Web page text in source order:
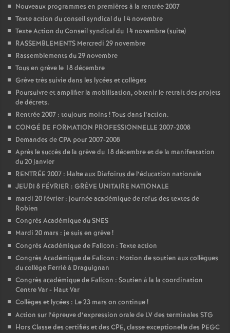
Nouveaux programmes en premières à la rentrée 2007
Texte action du conseil syndical du 14 novembre
Texte Action du Conseil syndical du 14 novembre (suite)
RASSEMBLEMENTS Mercredi 29 novembre
Rassemblements du 29 novembre
Tous en grève le 18 décembre
Grève très suivie dans les lycées et collèges
Poursuivre et amplifier la mobilisation, obtenir le retrait des projets
de décrets.
Rentrée 2007 : toujours moins ! Tous dans l’action.
CONGÉ DE FORMATION PROFESSIONNELLE 2007-2008
Demandes de CPA pour 2007-2008
Après le succès de la grève du 18 décembre et de la manifestation
du 20 janvier
RENTRÉE 2007 : Halte aux Diafoirus de l’éducation nationale
JEUDI 8 FÉVRIER : GRÈVE UNITAIRE NATIONALE
mardi 20 février : journée académique de refus des textes de
Robien
Congrès Académique du SNES
Mardi 20 mars : je suis en grève!
Congrès Académique de Falicon : Texte action
Congrès Académique de Falicon : Motion de soutien aux collègues
du collège Ferrié à Draguignan
Congrès académique de Falicon : Soutien à la la coordination
Centre Var - Haut Var
Collèges et lycées : Le 23 mars on continue!
Action sur l’épreuve d’expression orale de LV des terminales STG
Hors Classe des certifiés et des CPE, classe exceptionelle des PEGC